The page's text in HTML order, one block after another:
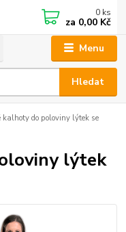
Menu
Hledat
0 ks
za 0,00 Kč
kalhoty do poloviny lýtek se
lýtek